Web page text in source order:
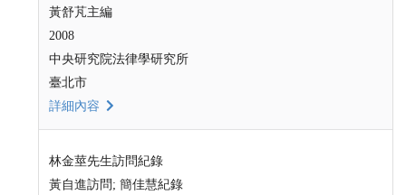
黃舒芃主編
2008
中央研究院法律學研究所
臺北市
詳細內容
林金莖先生訪問紀錄
黃自進訪問; 簡佳慧紀錄